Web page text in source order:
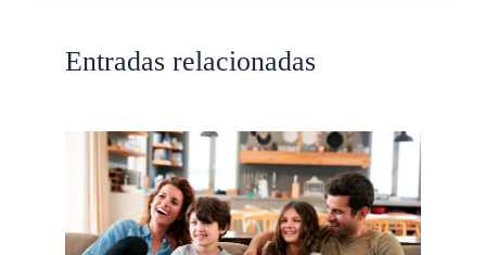
Entradas relacionadas